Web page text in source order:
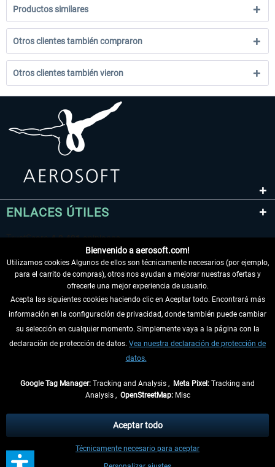
Productos similares
Otros clientes también compraron
Otros clientes también vieron
ENLACES ÚTILES
DESISTIR DEL CONTRATO
INFORMACIÓN
tasas de recepción si no se describe lo contrario
** De aplicación a envíos dentro de Alemania. Los plazos de envío para los
demás países se pueden consultar en lainformación de envío
Bienvenido a aerosoft.com!
Utilizamos cookies Algunos de ellos son técnicamente necesarios (por ejemplo,
para el carrito de compras), otros nos ayudan a mejorar nuestras ofertas y
ofrecerle una mejor experiencia de usuario.
Acepta las siguientes cookies haciendo clic en Aceptar todo. Encontrará más
información en la configuración de privacidad, donde también puede cambiar
su selección en cualquier momento. Simplemente vaya a la página con la
declaración de protección de datos. Vea nuestra declaración de protección de
datos.
Google Tag Manager: Tracking and Analysis , Meta Pixel: Tracking and
Analysis , OpenStreetMap:Misc
Técnicamente necesario para aceptar
Aceptar todo